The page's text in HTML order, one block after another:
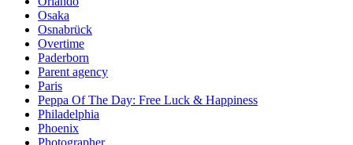
Osaka
Osnabrück
Overtime
Paderborn
Parent agency
Paris
Peppa Of The Day: Free Luck & Happiness
Philadelphia
Phoenix